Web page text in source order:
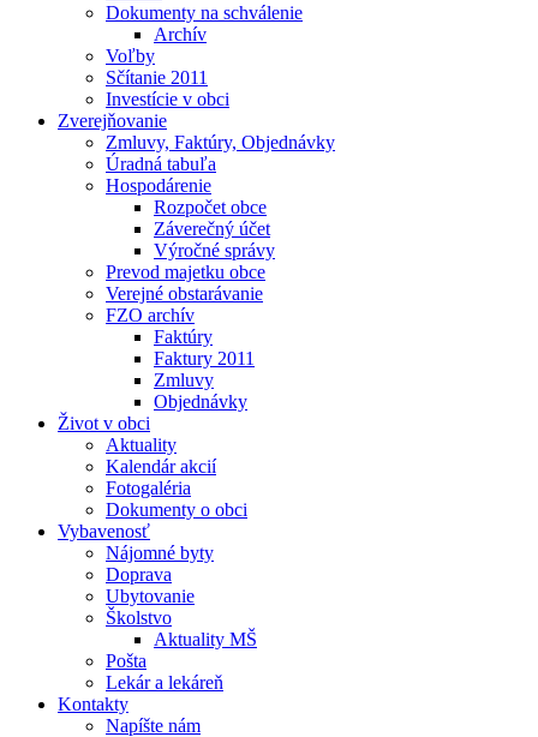
Dokumenty na schválenie
Archív
Voľby
Sčítanie 2011
Investície v obci
Zverejňovanie
Zmluvy, Faktúry, Objednávky
Úradná tabuľa
Hospodárenie
Rozpočet obce
Záverečný účet
Výročné správy
Prevod majetku obce
Verejné obstarávanie
FZO archív
Faktúry
Faktury 2011
Zmluvy
Objednávky
Život v obci
Aktuality
Kalendár akcií
Fotogaléria
Dokumenty o obci
Vybavenosť
Nájomné byty
Doprava
Ubytovanie
Školstvo
Aktuality MŠ
Pošta
Lekár a lekáreň
Kontakty
Napíšte nám